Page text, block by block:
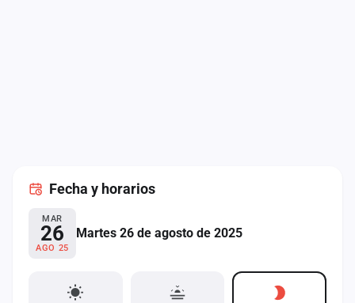
Fecha y horarios
MAR
26
AGO 25
Martes 26 de agosto de 2025
Administración
Contacto